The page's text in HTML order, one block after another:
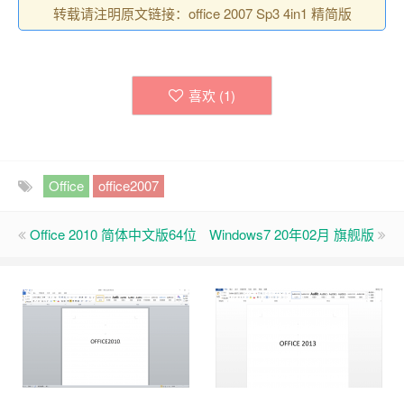
转载请注明原文链接：office 2007 Sp3 4in1 精简版
喜欢 (1)
Office office2007
Office 2010 简体中文版64位 Windows7 20年02月 旗舰版